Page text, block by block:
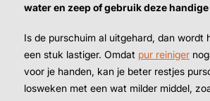
water en zeep of gebruik deze handige
Is de purschuim al uitgehard, dan wordt
een stuk lastiger. Omdat pur reiniger
voor je handen, kan je beter restjes
losweken met een wat milder middel,